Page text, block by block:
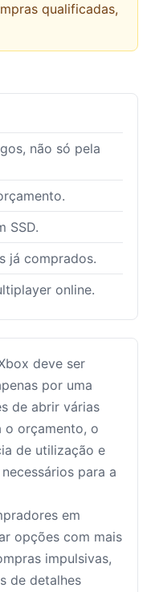
qualificadas,
não só pela
SSD.
já comprados.
online.
deve ser
por uma
de abrir várias
o orçamento, o
de utilização e
para a
em
opções com mais
impulsivas,
de detalhes